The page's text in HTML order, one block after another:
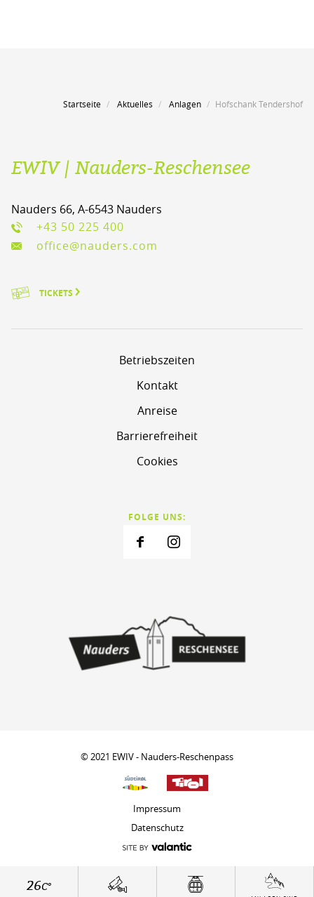
26C°
Startseite Aktuelles Anlagen Hofschank Tendershof
EWIV | Nauders-Reschensee
Nauders 66, A-6543 Nauders
+43 50 225 400
office@nauders.com
TICKETS
Betriebszeiten
Kontakt
Anreise
Barrierefreiheit
Cookies
FOLGE UNS:
© 2021 EWIV - Nauders-Reschenpass
Impressum
Datenschutz